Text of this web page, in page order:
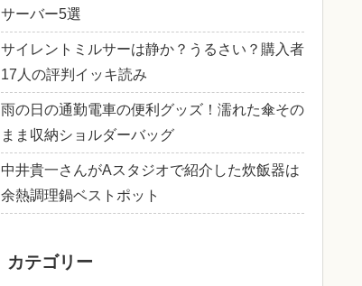
サーバー5選
サイレントミルサーは静か？うるさい？購入者
17人の評判イッキ読み
雨の日の通勤電車の便利グッズ！濡れた傘その
まま収納ショルダーバッグ
中井貴一さんがAスタジオで紹介した炊飯器は
余熱調理鍋ベストポット
カテゴリー